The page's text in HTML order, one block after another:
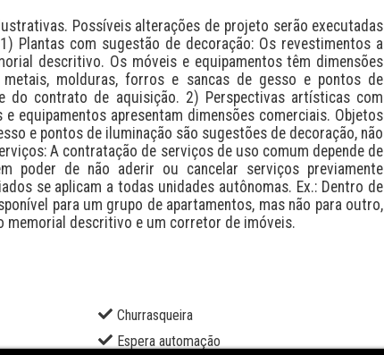
Possíveis alterações de projeto serão executadas
Plantas com sugestão de decoração: Os revestimentos a
descritivo. Os móveis e equipamentos têm dimensões
molduras, forros e sancas de gesso e pontos de
do contrato de aquisição. 2) Perspectivas artísticas com
equipamentos apresentam dimensões comerciais. Objetos
e pontos de iluminação são sugestões de decoração, não
A contratação de serviços de uso comum depende de
poder de não aderir ou cancelar serviços previamente
se aplicam a todas unidades autônomas. Ex.: Dentro de
para um grupo de apartamentos, mas não para outro,
memorial descritivo e um corretor de imóveis.
Churrasqueira
Espera automação